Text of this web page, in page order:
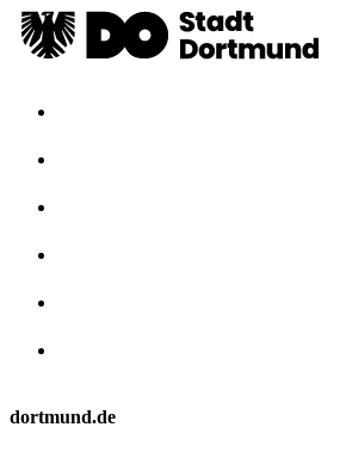
dortmund.de